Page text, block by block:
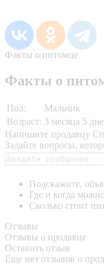
Факты о питомце
Факты о
Пол:
Мальчик
Возраст: 3 месяца 5
Напишите продавцу
Задайте вопросы,
Подскажите,
Где и когда
Сколько стоит
Отзывы
Отзывы о продавце
Оставить отзыв
Еще нет отзывов о